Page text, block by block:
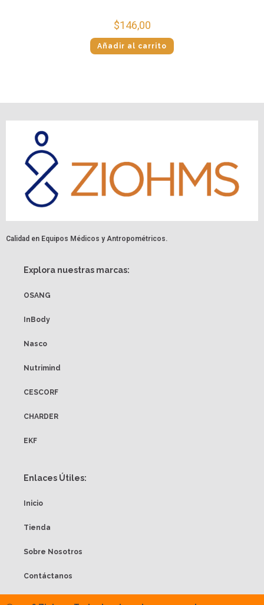
$146,00
Añadir al carrito
Calidad en Equipos Médicos y Antropométricos.
Explora nuestras marcas:
OSANG
InBody
Nasco
Nutrimind
CESCORF
CHARDER
EKF
Enlaces Útiles:
Inicio
Tienda
Sobre Nosotros
Contáctanos